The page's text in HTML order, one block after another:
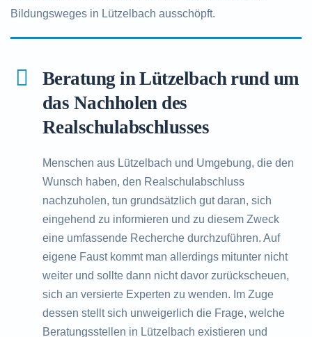
Bildungsweges in Lützelbach ausschöpft.
Beratung in Lützelbach rund um
das Nachholen des
Realschulabschlusses
Menschen aus Lützelbach und Umgebung, die den
Wunsch haben, den Realschulabschluss
nachzuholen, tun grundsätzlich gut daran, sich
eingehend zu informieren und zu diesem Zweck
eine umfassende Recherche durchzuführen. Auf
eigene Faust kommt man allerdings mitunter nicht
weiter und sollte dann nicht davor zurückscheuen,
sich an versierte Experten zu wenden. Im Zuge
dessen stellt sich unweigerlich die Frage, welche
Beratungsstellen in Lützelbach existieren und